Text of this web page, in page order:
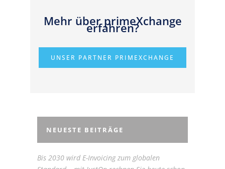
Mehr über primeXchange
erfahren?
UNSER PARTNER PRIMEXCHANGE
NEUESTE BEITRÄGE
Bis 2030 wird E-Invoicing zum globalen